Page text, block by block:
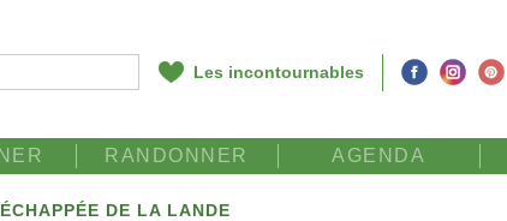
Les incontournables
RANDONNER AGENDA
DE LA LANDE